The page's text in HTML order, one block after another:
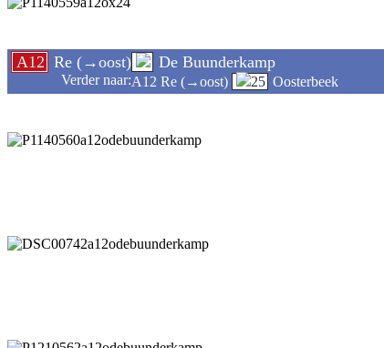
A12 Re (→oost) De Buunderkamp
Verder naar:A12 Re (→oost) 25 Oosterbeek